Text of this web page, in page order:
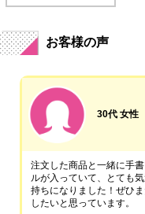
お客様の声
30代 女性
注文した商品と一緒に手
ルが入っていて、とても
持ちになりました！ぜひ
したいと思っています。